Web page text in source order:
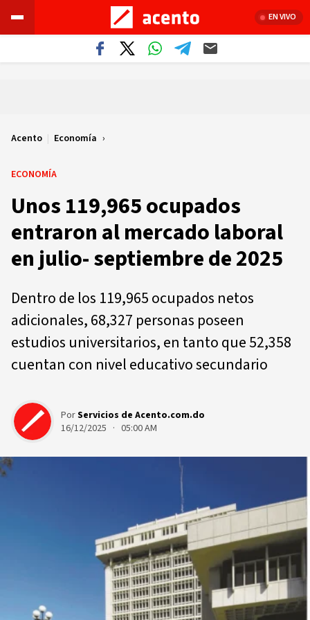
EN VIVO
Acento | Economía
ECONOMÍA
Unos 119,965 ocupados
entraron al mercado laboral
en julio- septiembre de 2025
Dentro de los 119,965 ocupados netos
adicionales, 68,327 personas poseen
estudios universitarios, en tanto que 52,358
cuentan con nivel educativo secundario
PorServicios de Acento.com.do
16/12/2025 · 05:00 AM